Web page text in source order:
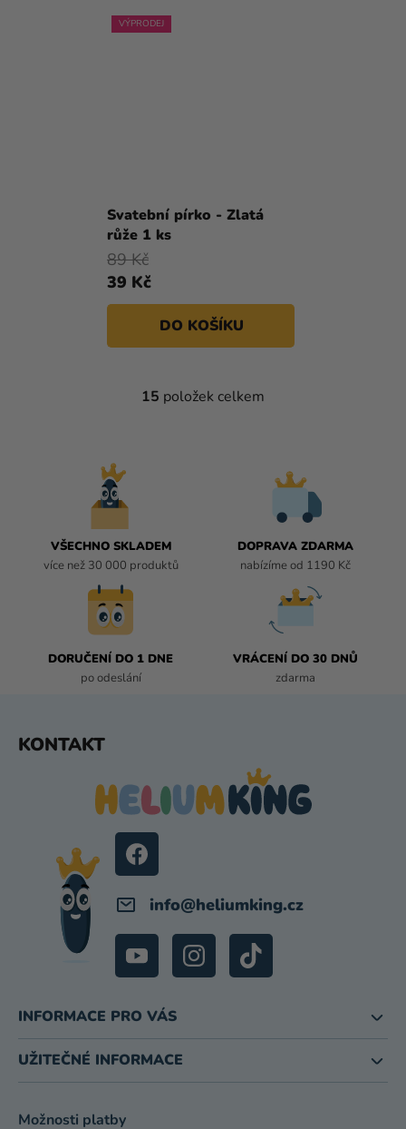
VÝPRODEJ
Svatební pírko - Zlatá
růže 1 ks
39 Kč
89 Kč
DO KOŠÍKU
O
15 položek celkem
VŠECHNO SKLADEM
více než 30 000 produktů
DOPRAVA ZDARMA
nabízíme od 1190 Kč
DORUČENÍ DO 1 DNE
po odeslání
VRÁCENÍ DO 30 DNŮ
zdarma
KONTAKT
info@heliumking.cz
INFORMACE PRO VÁS
UŽITEČNÉ INFORMACE
Možnosti platby